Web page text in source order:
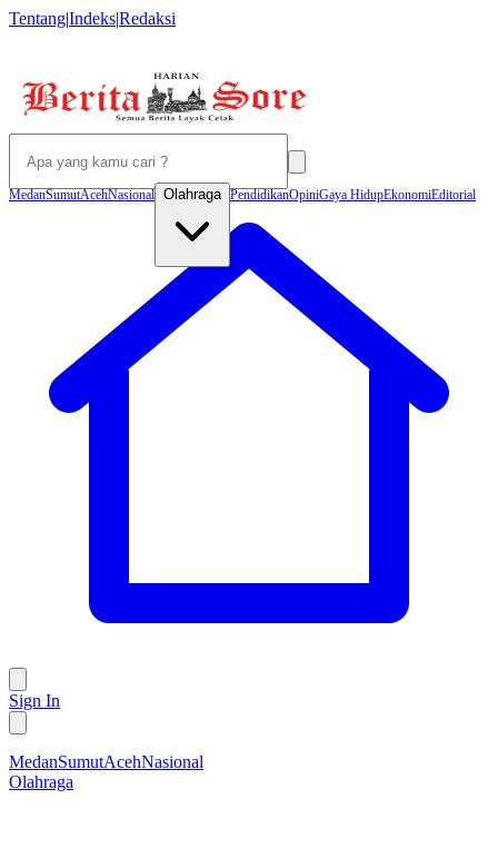
Tentang|Indeks|Redaksi
MedanSumutAcehNasional Olahraga PendidikanOpiniGaya HidupEkonomiEditorial
Sign In
MedanSumutAcehNasional
Olahraga